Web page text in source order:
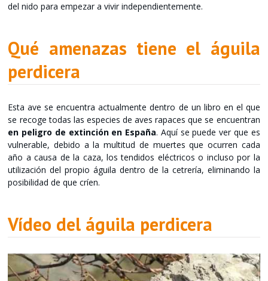
del nido para empezar a vivir independientemente.
Qué amenazas tiene el águila
perdicera
Esta ave se encuentra actualmente dentro de un libro en el que
se recoge todas las especies de aves rapaces que se encuentran
en peligro de extinción en España. Aquí se puede ver que es
vulnerable, debido a la multitud de muertes que ocurren cada
año a causa de la caza, los tendidos eléctricos o incluso por la
utilización del propio águila dentro de la cetrería, eliminando la
posibilidad de que críen.
Vídeo del águila perdicera